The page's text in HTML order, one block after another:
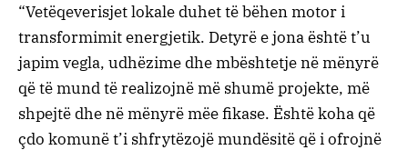
“Vetëqeverisjet lokale duhet të bëhen motor i
transformimit energjetik. Detyrë e jona është t’u
japim vegla, udhëzime dhe mbështetje në mënyrë
që të mund të realizojnë më shumë projekte, më
shpejtë dhe në mënyrë mëe fikase. Është koha që
çdo komunë t’i shfrytëzojë mundësitë që i ofrojnë